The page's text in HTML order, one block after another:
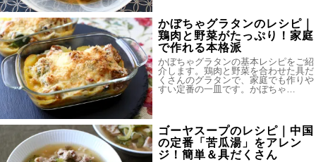
かぼちゃグラタンのレシピ｜
鶏肉と野菜がたっぷり！家庭
で作れる本格派
かぼちゃグラタンの基本レシピをご紹
介します。鶏肉と野菜を合わせた具だ
くさんのグラタンで、家庭でも作りや
すい定番の一皿です。かぼちゃ…
ゴーヤスープのレシピ｜中国
の定番「苦瓜湯」をアレン
ジ！簡単＆具だくさん